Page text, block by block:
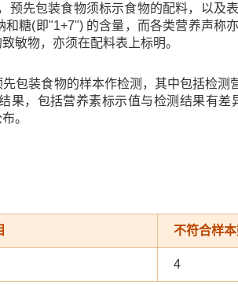
预先包装食物须标示食物的配料，以及
糖(即"1+7") 的含量，而各类营养声称
敏物，亦须在配料表上标明。
包装食物的样本作检测，其中包括检测
果，包括营养素标示值与检测结果有差
。
不符合样
4